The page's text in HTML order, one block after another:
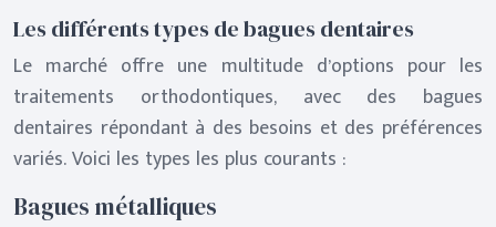
Les différents types de bagues dentaires
Le marché offre une multitude d’options pour les
traitements orthodontiques, avec des bagues
dentaires répondant à des besoins et des préférences
variés. Voici les types les plus courants :
Bagues métalliques